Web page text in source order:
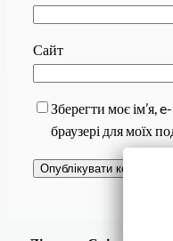
Сайт
Зберегти моє ім’я,
браузері для моїх